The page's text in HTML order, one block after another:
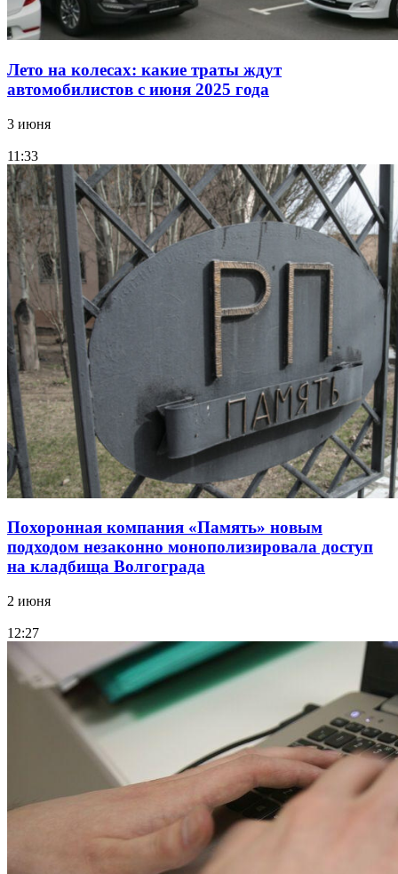
Лето на колесах: какие траты ждут
автомобилистов с июня 2025 года
3 июня
11:33
Похоронная компания «Память» новым
подходом незаконно монополизировала доступ
на кладбища Волгограда
2 июня
12:27